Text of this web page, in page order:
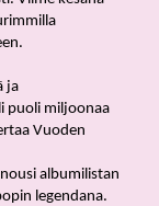
ja
puoli miljoonaa
Vuoden
albumilistan
legendana.